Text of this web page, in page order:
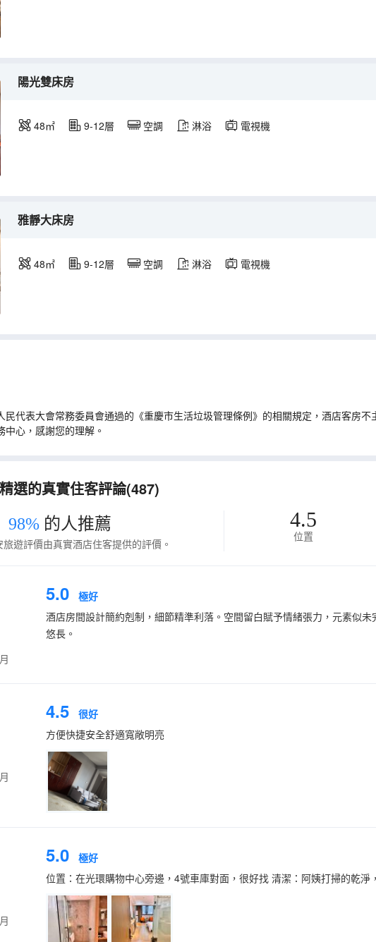
陽光雙床房
48㎡ 9-12層 空調 淋浴 電視機
雅靜大床房
48㎡ 9-12層 空調 淋浴 電視機
民代表大會常務委員會通過的《重慶市生活垃圾管理條例》的相關規定，酒店客房
中心，感謝您的理解。
選的真實住客評論(487)
98% 的人推薦
旅遊評價由真實酒店住客提供的評價。
4.5
位置
5.0 極好
酒店房間設計簡約剋制，細節精準利落。空間留白賦予情緒張力，元素似
悠長。
4.5 很好
方便快捷安全舒適寬敞明亮
5.0 極好
位置：在光環購物中心旁邊，4號車庫對面，很好找 清潔：阿姨打掃的乾